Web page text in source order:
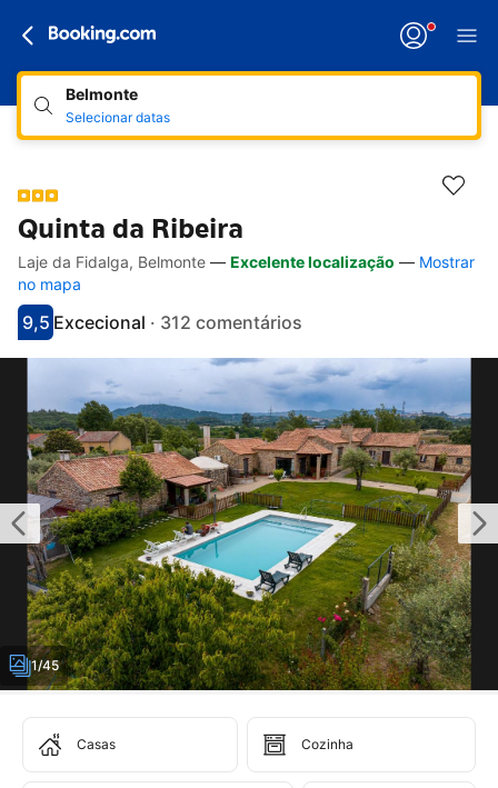
Belmonte
Selecionar datas
Quinta da Ribeira
Hiperligações de acessibilidade
Ir para a descrição
Ir para as comodidades
Ir para os quartos
Ir para as condições
Laje da Fidalga, Belmonte — Excelente localização — Mostrar
no mapa
Pontuado com 9.5
9,5
Avaliado como excecional
Excecional · 312 comentários
1/45
Casas Cozinha